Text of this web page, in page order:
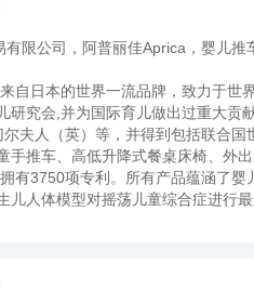
有限公司，阿普丽佳Aprica，婴儿
日本的世界一流品牌，致力于世
研究会,并为国际育儿做出过重大贡
夫人（英）等，并得到包括联合
手推车、高低升降式餐桌床椅、外
有3750项专利。所有产品蕴涵了
儿人体模型对摇荡儿童综合症进行
的健康成长奉献我们的力量!